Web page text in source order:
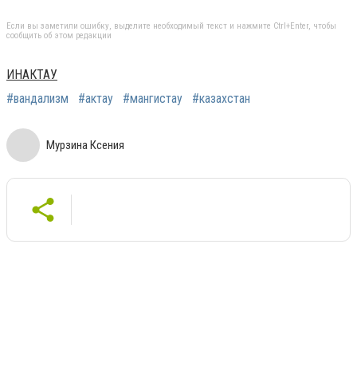
Если вы заметили ошибку, выделите необходимый текст и нажмите Ctrl+Enter, чтобы
сообщить об этом редакции
ИНАКТАУ
#вандализм
#актау #мангистау #казахстан
Мурзина Ксения